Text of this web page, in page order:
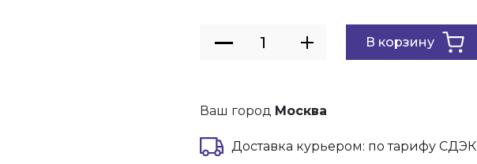
Ваш город Москва
Доставка курьером: по тарифу СДЭК